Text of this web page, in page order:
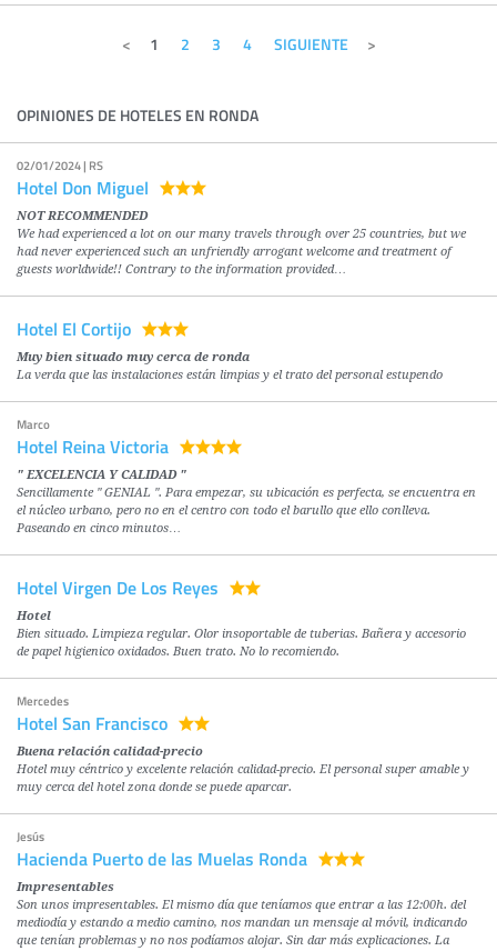
1 2 3 4 SIGUIENTE
OPINIONES DE HOTELES EN RONDA
02/01/2024 | RS
Hotel Don Miguel
NOT RECOMMENDED
We had experienced a lot on our many travels through over 25 countries, but we
had never experienced such an unfriendly arrogant welcome and treatment of
guests worldwide!! Contrary to the information provided…
Hotel El Cortijo
Muy bien situado muy cerca de ronda
La verda que las instalaciones están limpias y el trato del personal estupendo
Marco
Hotel Reina Victoria
" EXCELENCIA Y CALIDAD "
Sencillamente " GENIAL ". Para empezar, su ubicación es perfecta, se encuentra en
el núcleo urbano, pero no en el centro con todo el barullo que ello conlleva.
Paseando en cinco minutos…
Hotel Virgen De Los Reyes
Hotel
Bien situado. Limpieza regular. Olor insoportable de tuberias. Bañera y accesorio
de papel higienico oxidados. Buen trato. No lo recomiendo.
Mercedes
Hotel San Francisco
Buena relación calidad-precio
Hotel muy céntrico y excelente relación calidad-precio. El personal super amable y
muy cerca del hotel zona donde se puede aparcar.
Jesús
Hacienda Puerto de las Muelas Ronda
Impresentables
Son unos impresentables. El mismo día que teníamos que entrar a las 12:00h. del
mediodía y estando a medio camino, nos mandan un mensaje al móvil, indicando
que tenían problemas y no nos podíamos alojar. Sin dar más explicaciones. La